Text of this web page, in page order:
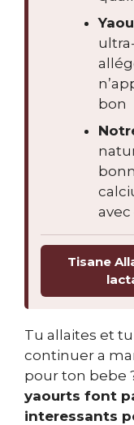
bon
avec
Tisane
Tu allaites et
continuer a
pour ton bebe
yaourts font
interessants